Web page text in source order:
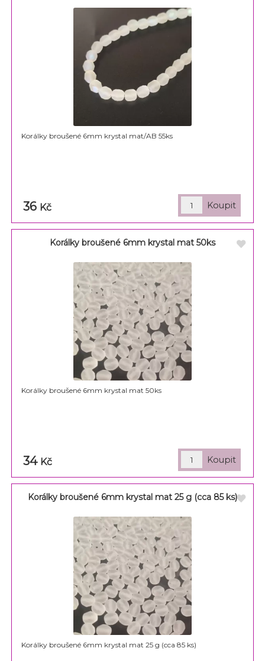
Korálky broušené 6mm krystal mat/AB 55ks
36 Kč
Korálky broušené 6mm krystal mat 50ks
Korálky broušené 6mm krystal mat 50ks
34 Kč
Korálky broušené 6mm krystal mat 25 g (cca 85 ks)
Korálky broušené 6mm krystal mat 25 g (cca 85 ks)